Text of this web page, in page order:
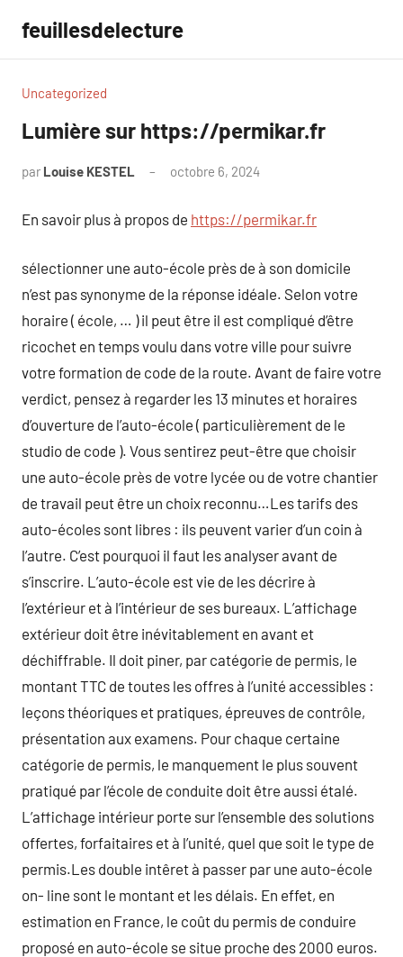
contenu
feuillesdelecture
Uncategorized
Lumière sur https://permikar.fr
par Louise KESTEL octobre 6, 2024
En savoir plus à propos de https://permikar.fr
sélectionner une auto-école près de à son domicile
n’est pas synonyme de la réponse idéale. Selon votre
horaire ( école, … ) il peut être il est compliqué d’être
ricochet en temps voulu dans votre ville pour suivre
votre formation de code de la route. Avant de faire votre
verdict, pensez à regarder les 13 minutes et horaires
d’ouverture de l’auto-école ( particulièrement de le
studio de code ). Vous sentirez peut-être que choisir
une auto-école près de votre lycée ou de votre chantier
de travail peut être un choix reconnu…Les tarifs des
auto-écoles sont libres : ils peuvent varier d’un coin à
l’autre. C’est pourquoi il faut les analyser avant de
s’inscrire. L’auto-école est vie de les décrire à
l’extérieur et à l’intérieur de ses bureaux. L’affichage
extérieur doit être inévitablement en avant et
déchiffrable. Il doit piner, par catégorie de permis, le
montant TTC de toutes les offres à l’unité accessibles :
leçons théoriques et pratiques, épreuves de contrôle,
présentation aux examens. Pour chaque certaine
catégorie de permis, le manquement le plus souvent
pratiqué par l’école de conduite doit être aussi étalé.
L’affichage intérieur porte sur l’ensemble des solutions
offertes, forfaitaires et à l’unité, quel que soit le type de
permis.Les double intêret à passer par une auto-école
on- line sont le montant et les délais. En effet, en
estimation en France, le coût du permis de conduire
proposé en auto-école se situe proche des 2000 euros.